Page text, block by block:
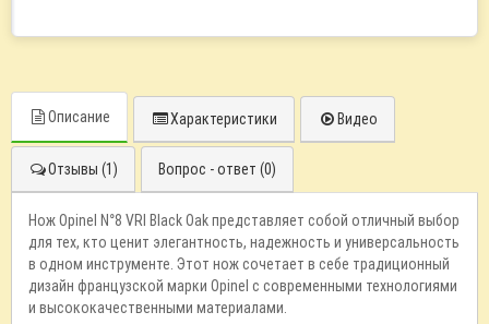
Описание Характеристики Видео
Отзывы (1) Вопрос - ответ (0)
Нож Opinel N°8 VRI Black Oak представляет собой отличный выбор
для тех, кто ценит элегантность, надежность и универсальность
в одном инструменте. Этот нож сочетает в себе традиционный
дизайн французской марки Opinel с современными технологиями
и высококачественными материалами.